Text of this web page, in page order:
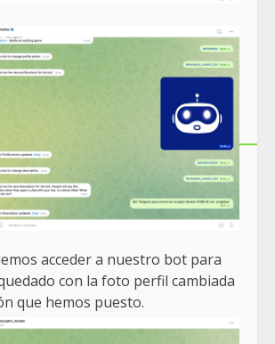
acceder a nuestro bot para
con la foto perfil cambiada
que hemos puesto.